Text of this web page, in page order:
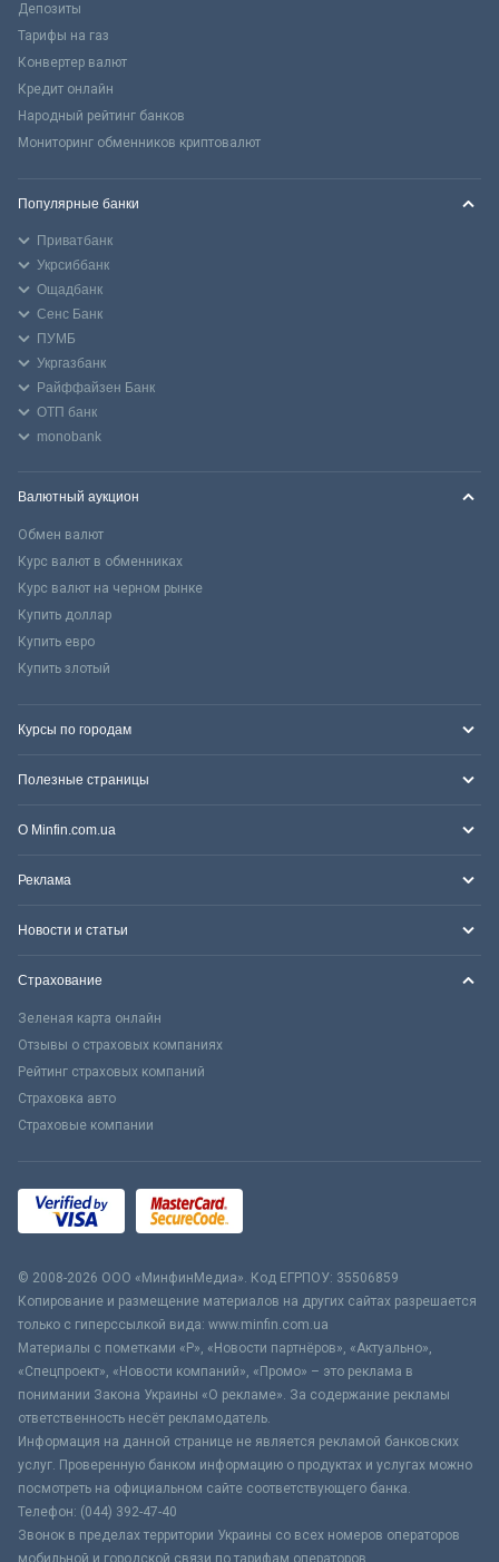
Депозиты
Тарифы на газ
Конвертер валют
Кредит онлайн
Народный рейтинг банков
Мониторинг обменников криптовалют
Популярные банки
Приватбанк
Укрсиббанк
Ощадбанк
Сенс Банк
ПУМБ
Укргазбанк
Райффайзен Банк
ОТП банк
monobank
Валютный аукцион
Обмен валют
Курс валют в обменниках
Курс валют на черном рынке
Купить доллар
Купить евро
Купить злотый
Курсы по городам
Полезные страницы
О Minfin.com.ua
Реклама
Новости и статьи
Страхование
Зеленая карта онлайн
Отзывы о страховых компаниях
Рейтинг страховых компаний
Страховка авто
Страховые компании
© 2008-2026 ООО «МинфинМедиа». Код ЕГРПОУ: 35506859
Копирование и размещение материалов на других сайтах разрешается
только с гиперссылкой вида: www.minfin.com.ua
Материалы с пометками «Р», «Новости партнёров», «Актуально»,
«Спецпроект», «Новости компаний», «Промо» – это реклама в
понимании Закона Украины «О рекламе». За содержание рекламы
ответственность несёт рекламодатель.
Информация на данной странице не является рекламой банковских
услуг. Проверенную банком информацию о продуктах и услугах можно
посмотреть на официальном сайте соответствующего банка.
Телефон: (044) 392-47-40
Звонок в пределах территории Украины со всех номеров операторов